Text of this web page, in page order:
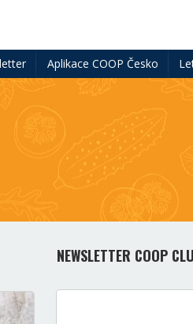
Aplikace COOP Česko
NEWSLETTER COOP